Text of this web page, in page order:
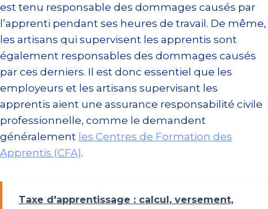
est tenu responsable des dommages causés par
l’apprenti pendant ses heures de travail. De même,
les artisans qui supervisent les apprentis sont
également responsables des dommages causés
par ces derniers. Il est donc essentiel que les
employeurs et les artisans supervisant les
apprentis aient une assurance responsabilité civile
professionnelle, comme le demandent
généralement les Centres de Formation des
Apprentis (CFA).
Taxe d'apprentissage : calcul, versement,